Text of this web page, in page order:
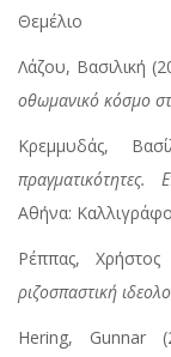
Θεμέλιο
Λάζου, Βασιλική
οθωμανικό κόσμο
Κρεμμυδάς,
Αθήνα:
Ρέππας,
ριζοσπαστική
Hering, Gunnar